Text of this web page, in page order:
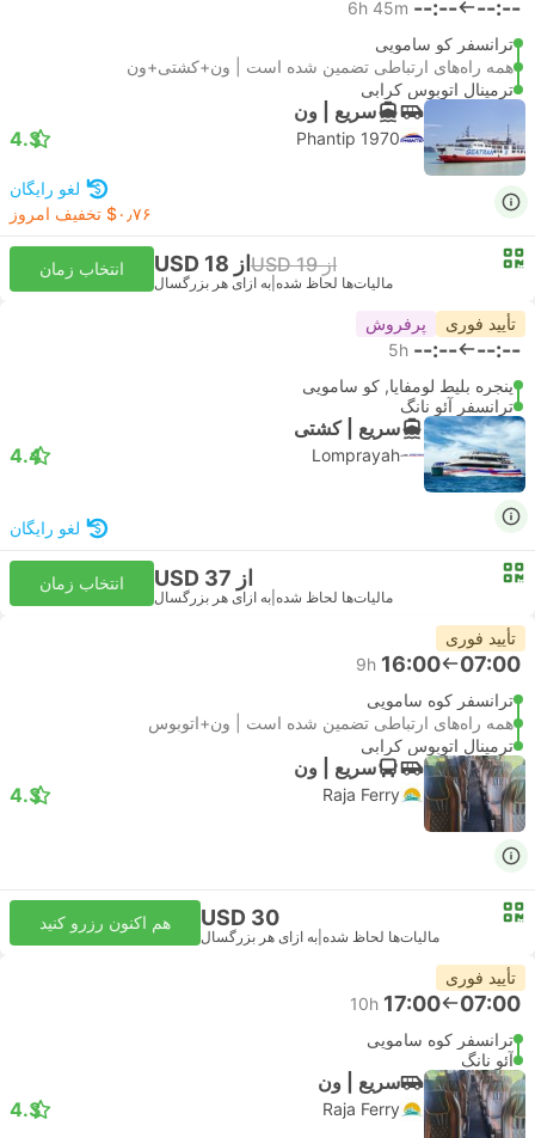
--:--
--:--
6h 45m
ترانسفر کو سامویی
همه راه‌های ارتباطی تضمین شده است | ون+کشتی+ون
ترمینال اتوبوس کرابی
سریع | ون
Phantip 1970
4.3
لغو رایگان
‎$۰٫۷۶ تخفیف امروز
از USD 19 از USD 18
مالیات‌ها لحاظ شده به ازای هر بزرگسال
انتخاب زمان
تأیید فوری پرفروش
--:--
--:--
5h
پنجره بلیط لومفایا, کو سامویی
ترانسفر آئو نانگ
سریع | کشتی
Lomprayah
4.4
لغو رایگان
از USD 37
مالیات‌ها لحاظ شده به ازای هر بزرگسال
انتخاب زمان
تأیید فوری
07:00
16:00
9h
ترانسفر کوه سامویی
همه راه‌های ارتباطی تضمین شده است | ون+اتوبوس
ترمینال اتوبوس کرابی
سریع | ون
Raja Ferry
4.3
USD 30
مالیات‌ها لحاظ شده به ازای هر بزرگسال
هم اکنون رزرو کنید
تأیید فوری
07:00
17:00
10h
ترانسفر کوه سامویی
آئو نانگ
سریع | ون
Raja Ferry
4.3